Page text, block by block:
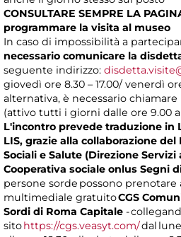
CONSULTARE SEMPRE LA
programmare la visita al museo
In caso di impossibilità a
necessario comunicare la
seguente indirizzo:
giovedì ore 8.30 – 17.00/ venerdì
alternativa, è necessario chiamare
(attivo tutti i giorni dalle ore 9.00
L'incontro prevede traduzione in
LIS, grazie alla collaborazione
Sociali e Salute (Direzione Servizi
Cooperativa sociale onlus Segni
persone sorde possono
multimediale gratuitoCGS
Sordi di Roma Capitale -
sitohttps://cgs.veasyt.com/dal